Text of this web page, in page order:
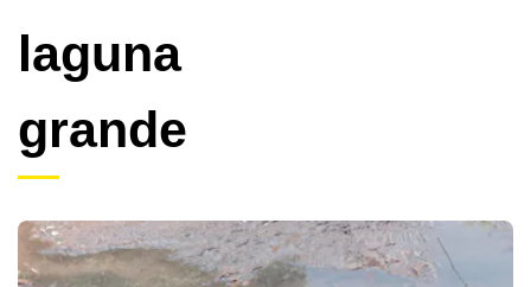
laguna
grande